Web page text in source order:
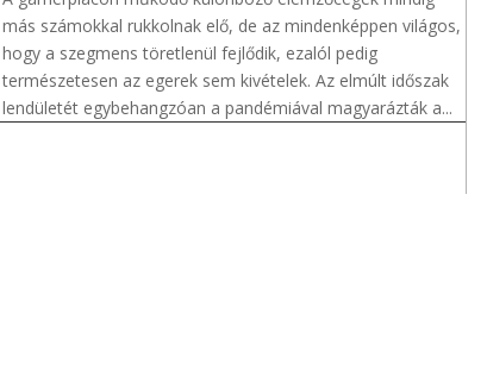
más számokkal rukkolnak elő, de az mindenképpen világos,
hogy a szegmens töretlenül fejlődik, ezalól pedig
természetesen az egerek sem kivételek. Az elmúlt időszak
lendületét egybehangzóan a pandémiával magyarázták a...